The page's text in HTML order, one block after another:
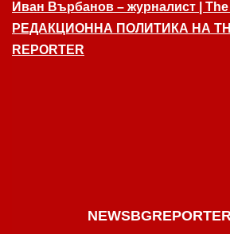
Иван Върбанов – журналист |
РЕДАКЦИОННА ПОЛИТИКА НА
REPORTER